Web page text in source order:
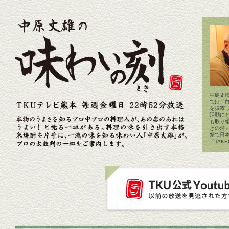
中島丈
では「
を披露
活動に
も取り
きの河
祭で日
「